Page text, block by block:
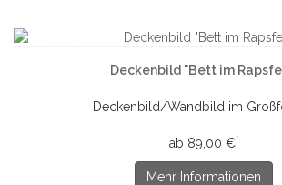
Deckenbild "Bett im
Deckenbild/Wandbild im
ab 89,00 €*
Mehr Informationen